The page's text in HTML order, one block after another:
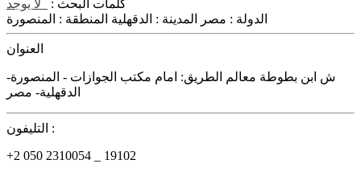
كلمات البحث :
لا يوجد
الدولة : مصر المدينة : الدقهلية المنطقة : المنصورة
العنوان
ش ابن بطوطة معالم الطريق: امام مكتب الجوازات - المنصورة-
الدقهلية- مصر
التليفون :
+2 050 2310054 _ 19102